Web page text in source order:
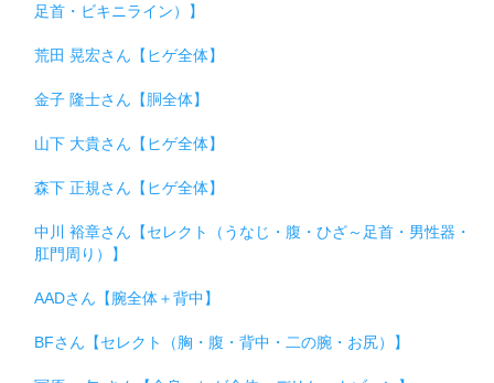
足首・ビキニライン）】
荒田 晃宏さん【ヒゲ全体】
金子 隆士さん【胴全体】
山下 大貴さん【ヒゲ全体】
森下 正規さん【ヒゲ全体】
中川 裕章さん【セレクト（うなじ・腹・ひざ～足首・男性器・
肛門周り）】
AADさん【腕全体＋背中】
BFさん【セレクト（胸・腹・背中・二の腕・お尻）】